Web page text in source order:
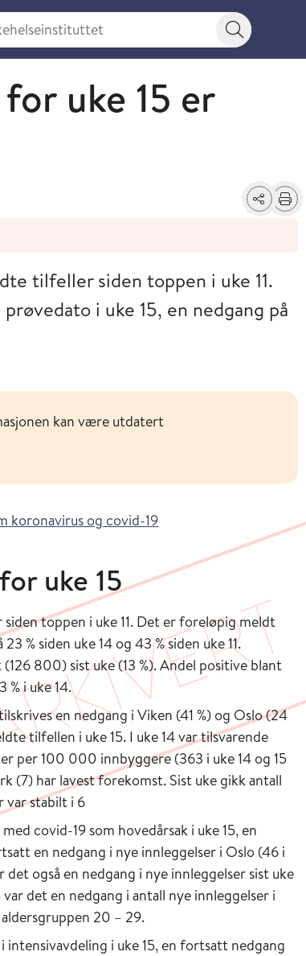
Søkeknapp
uke 15 er
Del Skriv ut
tilfeller siden toppen i uke 11.
i uke 15, en nedgang på
kan være utdatert
koronavirus og covid-19
uke 15
toppen i uke 11. Det er foreløpig meldt
% siden uke 14 og 43 % siden uke 11.
800) sist uke (13 %). Andel positive blant
% i uke 14.
en nedgang i Viken (41 %) og Oslo (24
tilfellen i uke 15. I uke 14 var tilsvarende
per 100 000 innbyggere (363 i uke 14 og 15
(7) har lavest forekomst. Sist uke gikk antall
var stabilt i 6
covid-19 som hovedårsak i uke 15, en
en nedgang i nye innleggelser i Oslo (46 i
også en nedgang i nye innleggelser sist uke
det en nedgang i antall nye innleggelser i
20 – 29.
i uke 15, en fortsatt nedgang